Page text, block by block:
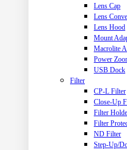
Lens Cap
Lens
Lens Hood
Mount
Macrolite
Power
USB Dock
Filter
CP-L Filter
Close-Up
Filter
Filter
ND Filter
Step-Up/